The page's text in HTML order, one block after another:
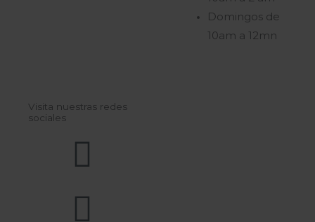
Domingos de
10am a 12mn
Visita nuestras redes
sociales